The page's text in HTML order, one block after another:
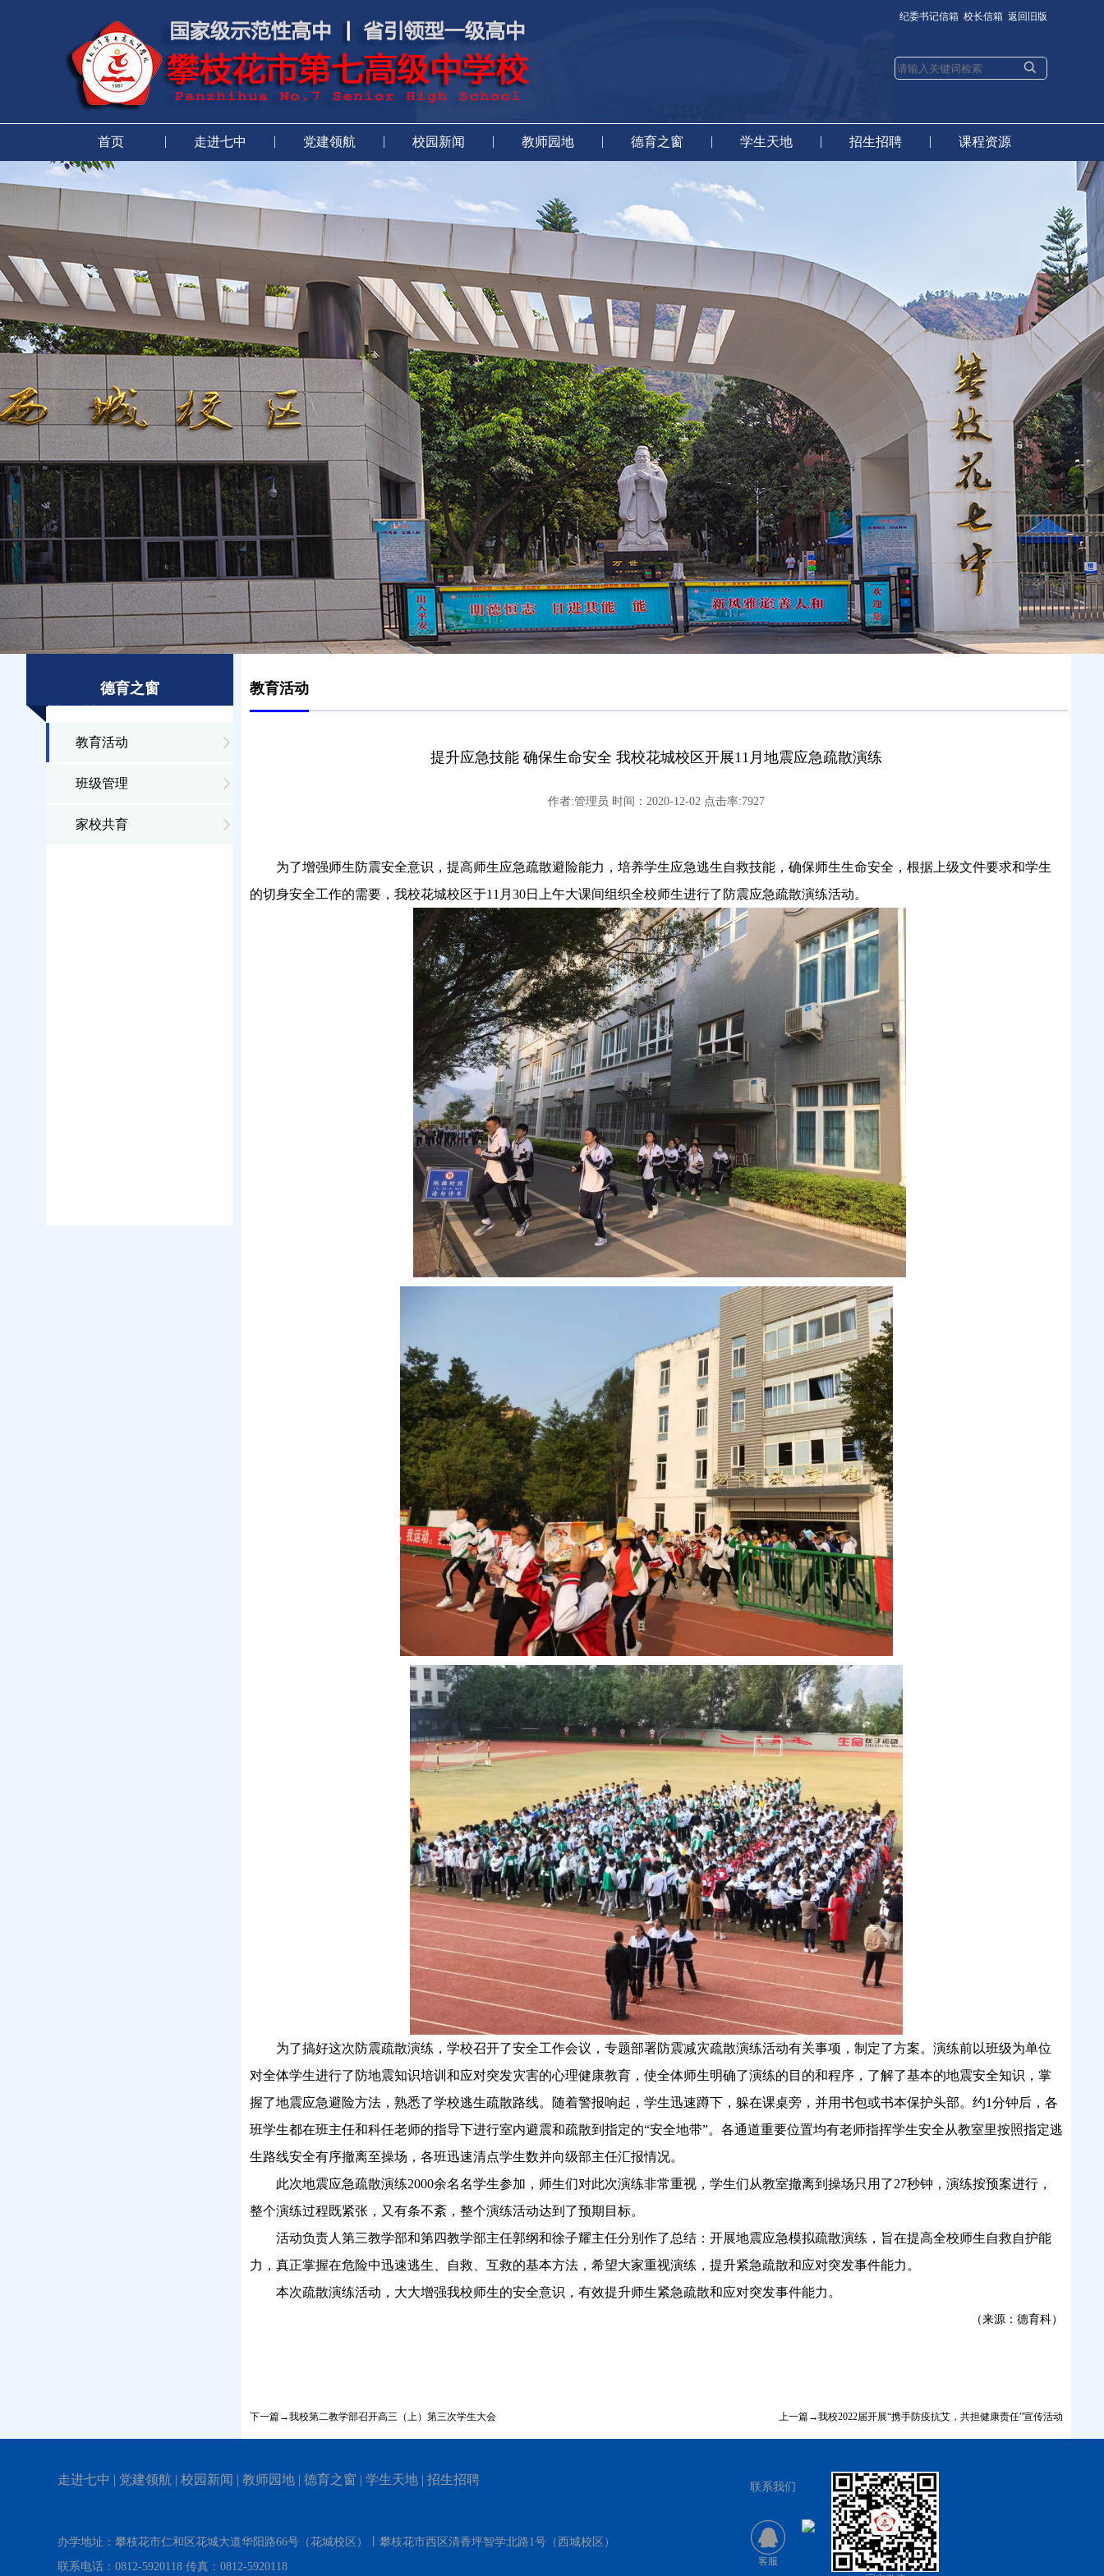
纪委书记信箱 校长信箱 返回旧版
首页 | 走进七中 | 党建领航 | 校园新闻 | 教师园地 | 德育之窗 | 学生天地 | 招生招聘 | 课程资源
德育之窗
教育活动
班级管理
家校共育
教育活动
提升应急技能 确保生命安全 我校花城校区开展11月地震应急疏散演练
作者:管理员 时间：2020-12-02 点击率:7927
为了增强师生防震安全意识，提高师生应急疏散避险能力，培养学生应急逃生自救技能，确保师生生命安全，根据上级文件要求和学生
的切身安全工作的需要，我校花城校区于11月30日上午大课间组织全校师生进行了防震应急疏散演练活动。
为了搞好这次防震疏散演练，学校召开了安全工作会议，专题部署防震减灾疏散演练活动有关事项，制定了方案。演练前以班级为单位
对全体学生进行了防地震知识培训和应对突发灾害的心理健康教育，使全体师生明确了演练的目的和程序，了解了基本的地震安全知识，掌
握了地震应急避险方法，熟悉了学校逃生疏散路线。随着警报响起，学生迅速蹲下，躲在课桌旁，并用书包或书本保护头部。约1分钟后，各
班学生都在班主任和科任老师的指导下进行室内避震和疏散到指定的“安全地带”。各通道重要位置均有老师指挥学生安全从教室里按照指定逃
生路线安全有序撤离至操场，各班迅速清点学生数并向级部主任汇报情况。
此次地震应急疏散演练2000余名名学生参加，师生们对此次演练非常重视，学生们从教室撤离到操场只用了27秒钟，演练按预案进行，
整个演练过程既紧张，又有条不紊，整个演练活动达到了预期目标。
活动负责人第三教学部和第四教学部主任郭纲和徐子耀主任分别作了总结：开展地震应急模拟疏散演练，旨在提高全校师生自救自护能
力，真正掌握在危险中迅速逃生、自救、互救的基本方法，希望大家重视演练，提升紧急疏散和应对突发事件能力。
本次疏散演练活动，大大增强我校师生的安全意识，有效提升师生紧急疏散和应对突发事件能力。
（来源：德育科）
下一篇→我校第二教学部召开高三（上）第三次学生大会 上一篇→我校2022届开展“携手防疫抗艾，共担健康责任”宣传活动
走进七中 | 党建领航 | 校园新闻 | 教师园地| 德育之窗 | 学生天地| 招生招聘
办学地址：攀枝花市仁和区花城大道华阳路66号（花城校区）丨攀枝花市西区清香坪智学北路1号（西城校区）
联系电话：0812-5920118 传真：0812-5920118
联系我们
客服